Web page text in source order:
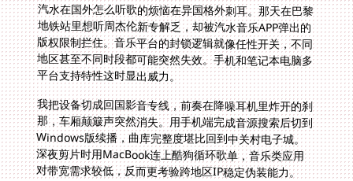
汽水在国外怎么听歌的烦恼在异国格外刺耳。那天在巴黎
地铁站里想听周杰伦新专解乏，却被汽水音乐APP弹出的
版权限制拦住。音乐平台的封锁逻辑就像任性开关，不同
地区甚至不同时段都可能突然失效。手机和笔记本电脑多
平台支持特性这时显出威力。
我把设备切成回国影音专线，前奏在降噪耳机里炸开的刹
那，车厢颠簸声突然消失。用手机端完成音源搜索后切到
Windows版续播，曲库完整度堪比回到中关村电子城。
深夜剪片时用MacBook连上酷狗循环歌单，音乐类应用
对带宽需求较低，反而更考验跨地区IP稳定伪装能力。